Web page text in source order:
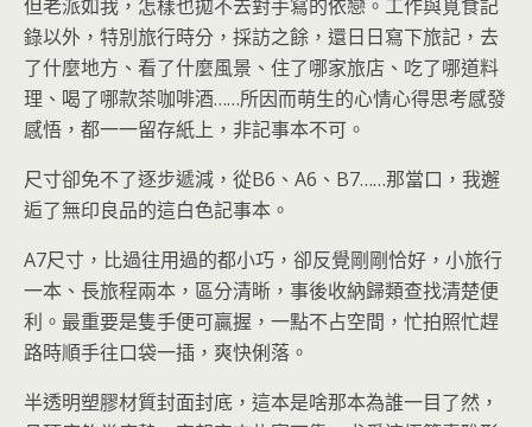
但老派如我，怎樣也拋不去對手寫的依戀。工作與覓食記
錄以外，特別旅行時分，採訪之餘，還日日寫下旅記，去
了什麼地方、看了什麼風景、住了哪家旅店、吃了哪道料
理、喝了哪款茶咖啡酒……所因而萌生的心情心得思考感發
感悟，都一一留存紙上，非記事本不可。
尺寸卻免不了逐步遞減，從B6、A6、B7……那當口，我邂
逅了無印良品的這白色記事本。
A7尺寸，比過往用過的都小巧，卻反覺剛剛恰好，小旅行
一本、長旅程兩本，區分清晰，事後收納歸類查找清楚便
利。最重要是隻手便可贏握，一點不占空間，忙拍照忙趕
路時順手往口袋一插，爽快俐落。
半透明塑膠材質封面封底，這本是啥那本為誰一目了然，